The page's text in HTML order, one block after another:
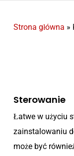
Strona główna »
Sterowanie
Łatwe w użyciu
zainstalowaniu
może być